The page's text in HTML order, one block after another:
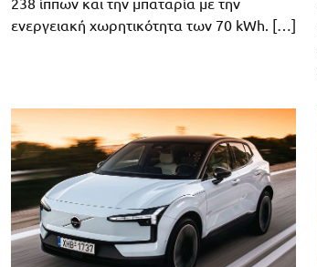
238 ίππων και την μπαταρία με την
ενεργειακή χωρητικότητα των 70 kWh. […]